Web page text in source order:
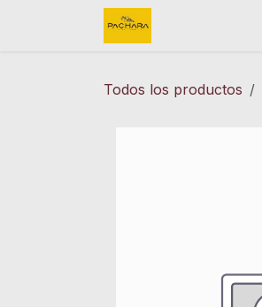
Todos los productos